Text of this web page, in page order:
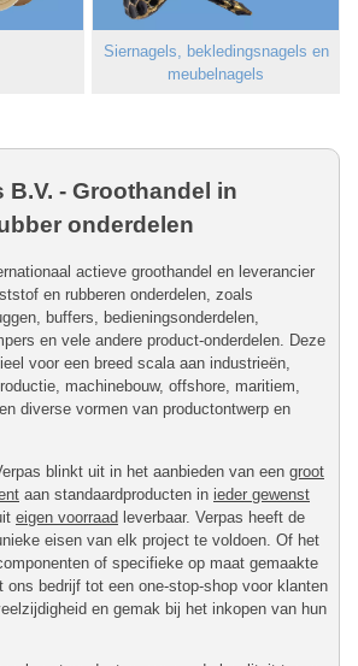
Siernagels, bekledingsnagels en
meubelnagels
B.V. - Groothandel in
onderdelen
actieve groothandel en leverancier
en rubberen onderdelen, zoals
buffers, bedieningsonderdelen,
en vele andere product-onderdelen. Deze
voor een breed scala aan industrieën,
machinebouw, offshore, maritiem,
diverse vormen van productontwerp en
blinkt uit in het aanbieden van een groot
aan standaardproducten in ieder gewenst
eigen voorraad leverbaar. Verpas heeft de
eisen van elk project te voldoen. Of het
of specifieke op maat gemaakte
ons bedrijf tot een one-stop-shop voor klanten
en gemak bij het inkopen van hun